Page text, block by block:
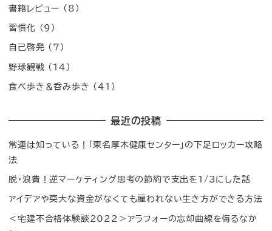
書籍レビュー (8)
習慣化 (9)
自己啓発 (7)
野球観戦 (14)
食べ歩き＆呑み歩き (41)
最近の投稿
常連は知っている！「東名厚木健康センター」の下足ロッカー攻略
法
脱・浪費！逆マーケティング思考の節約で支出を1/3にした話
アイデアや莫大な資金がなくても雇われない生き方ができる方法
＜宅建不合格体験談2022＞アラフォーの忘却曲線を侮るなか